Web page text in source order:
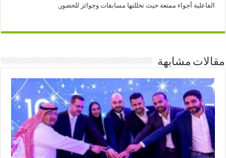
الفاعلية أجواء ممتعة حيث تخللتها مسابقات وجوائز للحضور.
مقالات مشابهة